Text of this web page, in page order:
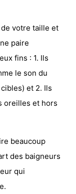
votre taille et
paire
fins : 1. Ils
le son du
et 2. Ils
oreilles et hors
beaucoup
des baigneurs
qui